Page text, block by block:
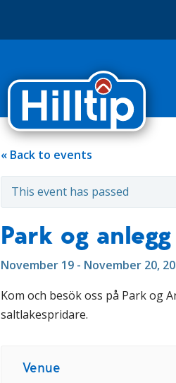
« Back to events
This event has passed
Park og
November 19 - November 20,
Kom och besök oss på Park og
saltlakespridare.
Venue